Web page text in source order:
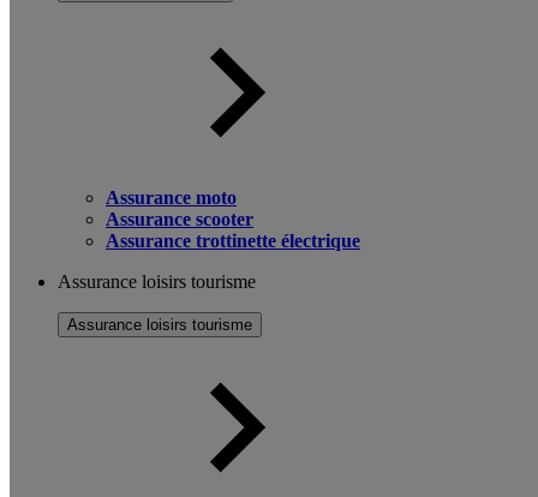
Assurance moto
Assurance scooter
Assurance trottinette électrique
Assurance loisirs tourisme
Assurance loisirs tourisme